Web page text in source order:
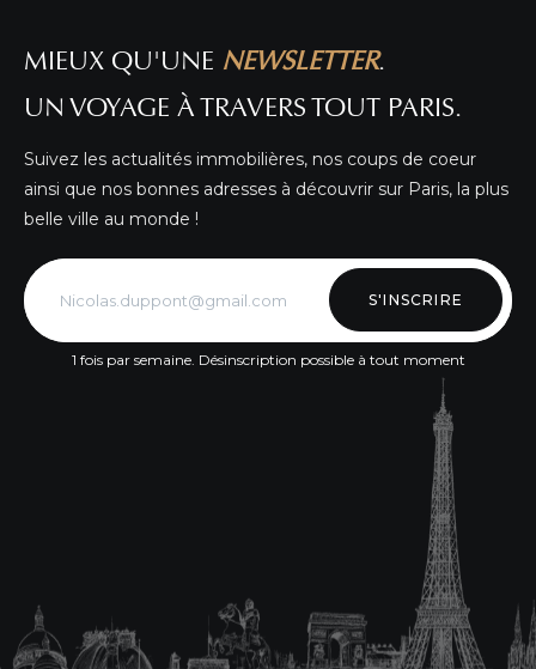
MIEUX QU'UNE NEWSLETTER.
UN VOYAGE À TRAVERS TOUT PARIS.
Suivez les actualités immobilières, nos coups de coeur
ainsi que nos bonnes adresses à découvrir sur Paris, la plus
belle ville au monde !
S'INSCRIRE
1 fois par semaine. Désinscription possible à tout moment